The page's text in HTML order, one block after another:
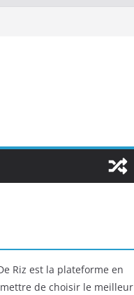
Riz est la plateforme en
de choisir le meilleur